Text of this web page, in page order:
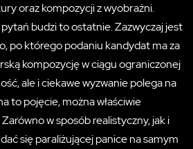
oraz kompozycji z wyobraźni.
budzi to ostatnie. Zazwyczaj jest
po którego podaniu kandydat ma za
kompozycję w ciągu ograniczonej
ale i ciekawe wyzwanie polega na
to pojęcie, można właściwie
Zarówno w sposób realistyczny, jak i
się paraliżującej panice na samym